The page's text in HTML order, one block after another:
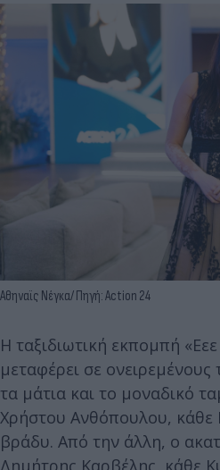
Αθηναϊς Νέγκα/ Πηγή: Action 24
Η ταξιδιωτική εκπομπή
μεταφέρει σε
τα μάτια και το μοναδικό
Χρήστου Ανθόπουλου, κάθε
βράδυ. Από την άλλη, ο